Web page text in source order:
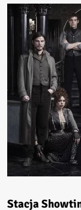
Stacja